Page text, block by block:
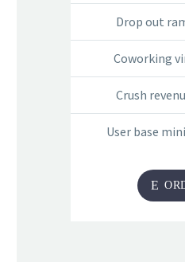
Drop out
Coworking
Crush
User base
E